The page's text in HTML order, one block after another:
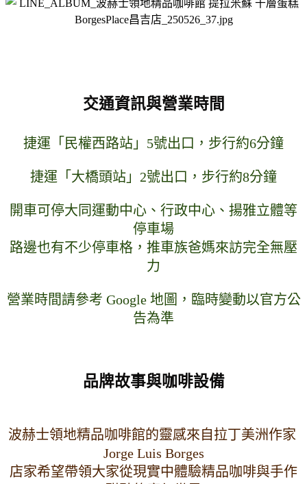
交通資訊與營業時間
捷運「民權西路站」5號出口，步行約6分鐘
捷運「大橋頭站」2號出口，步行約8分鐘
開車可停大同運動中心、行政中心、揚雅立體等
停車場
路邊也有不少停車格，推車族爸媽來訪完全無壓
力
營業時間請參考 Google 地圖，臨時變動以官方公
告為準
品牌故事與咖啡設備
波赫士領地精品咖啡館的靈感來自拉丁美洲作家
Jorge Luis Borges
店家希望帶領大家從現實中體驗精品咖啡與手作